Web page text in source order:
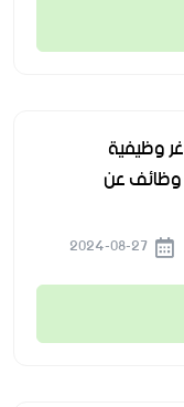
وظيفية
وظائف عن